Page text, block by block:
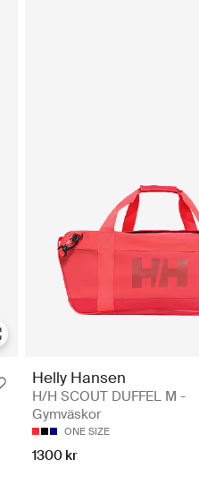
Helly Hansen
H/H SCOUT DUFFEL M -
Gymväskor
ONE SIZE
1300 kr